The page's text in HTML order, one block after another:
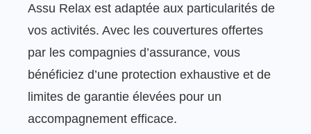
Assu Relax est adaptée aux particularités de
vos activités. Avec les couvertures offertes
par les compagnies d’assurance, vous
bénéficiez d’une protection exhaustive et de
limites de garantie élevées pour un
accompagnement efficace.